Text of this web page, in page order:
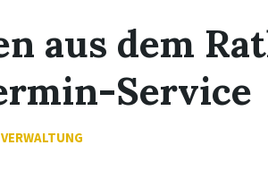
aus dem
Service
VERWALTUNG